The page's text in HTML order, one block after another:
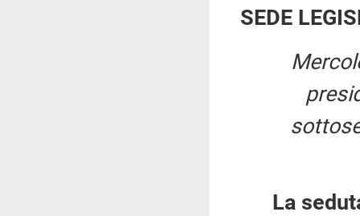
SEDE
La